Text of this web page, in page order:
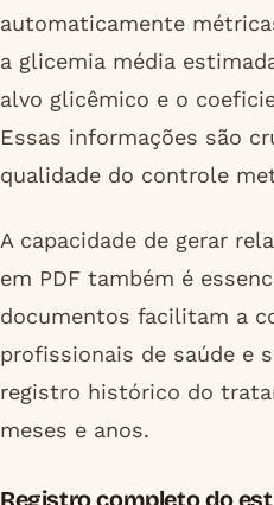
automaticamente
a glicemia média
alvo glicêmico e o
Essas informações são
qualidade do controle
A capacidade de gerar
em PDF também é
documentos facilitam a
profissionais de saúde e
registro histórico do
meses e anos.
Registro completo do